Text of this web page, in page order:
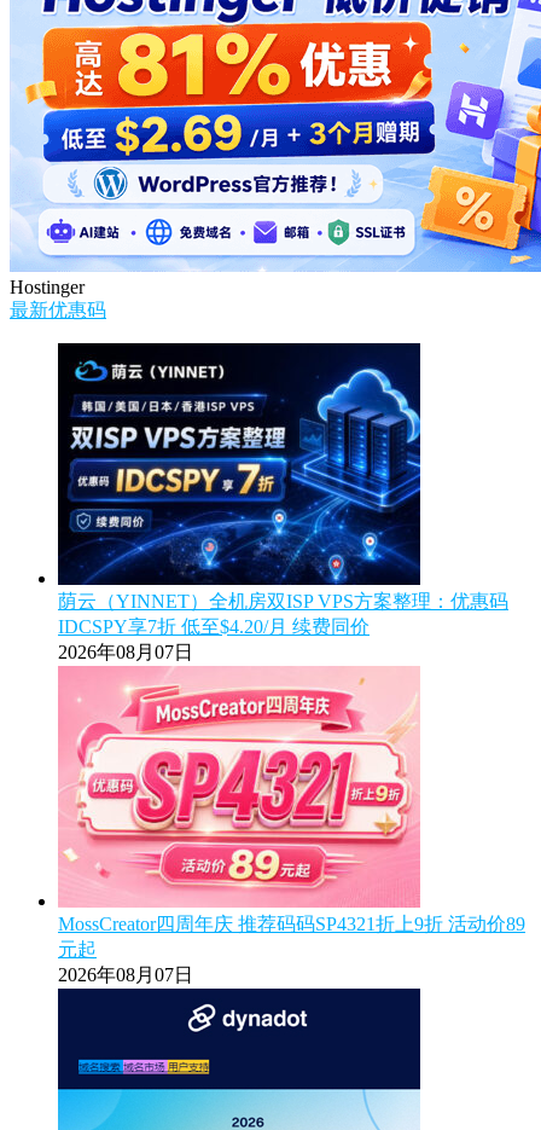
Hostinger
最新优惠码
荫云（YINNET）全机房双ISP VPS方案整理：优惠码
IDCSPY享7折 低至$4.20/月 续费同价
2026年08月07日
MossCreator四周年庆 推荐码码SP4321折上9折 活动价89
元起
2026年08月07日